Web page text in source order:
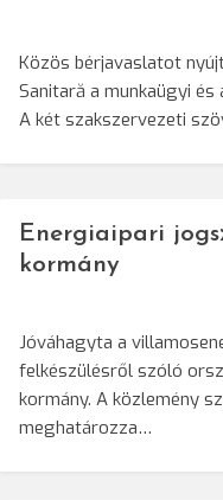
Közös bérjavaslatot
Sanitară a munkaügyi
A két szakszervezeti
Energiaipari
kormány
Jóváhagyta a
felkészülésről szóló
kormány. A közlemény
meghatározza…